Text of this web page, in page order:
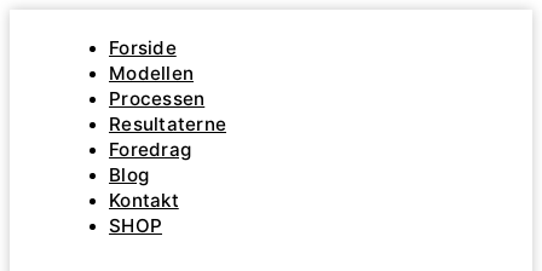
Gå
Forside
Modellen
Processen
Resultaterne
Foredrag
Blog
Kontakt
SHOP